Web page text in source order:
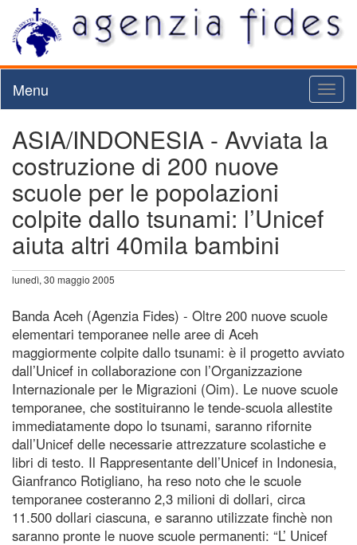
Menu
ASIA/INDONESIA - Avviata la
costruzione di 200 nuove
scuole per le popolazioni
colpite dallo tsunami: l’Unicef
aiuta altri 40mila bambini
lunedì, 30 maggio 2005
Banda Aceh (Agenzia Fides) - Oltre 200 nuove scuole
elementari temporanee nelle aree di Aceh
maggiormente colpite dallo tsunami: è il progetto avviato
dall’Unicef in collaborazione con l’Organizzazione
Internazionale per le Migrazioni (Oim). Le nuove scuole
temporanee, che sostituiranno le tende-scuola allestite
immediatamente dopo lo tsunami, saranno rifornite
dall’Unicef delle necessarie attrezzature scolastiche e
libri di testo. Il Rappresentante dell’Unicef in Indonesia,
Gianfranco Rotigliano, ha reso noto che le scuole
temporanee costeranno 2,3 milioni di dollari, circa
11.500 dollari ciascuna, e saranno utilizzate finchè non
saranno pronte le nuove scuole permanenti: “L’ Unicef